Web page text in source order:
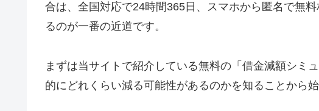
合は、全国対応で24時間365日、スマホから匿名で無
るのが一番の近道です。
まずは当サイトで紹介している無料の「借金減額シミ
的にどれくらい減る可能性があるのかを知ることから始